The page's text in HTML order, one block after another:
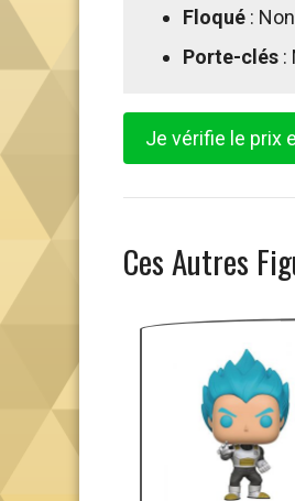
Floqué : Non
Porte-clés :
Je vérifie le prix
Ces Autres